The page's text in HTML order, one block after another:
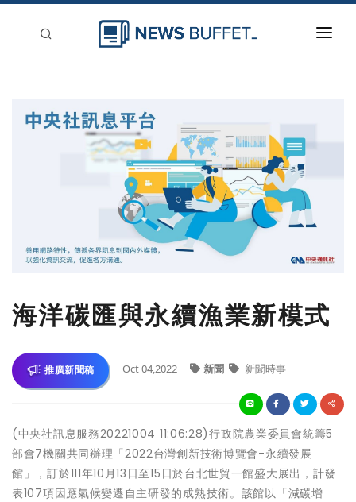
海洋碳匯與永續漁業新模式
推廣新聞稿 Oct 04,2022 新聞 新聞時事
(中央社訊息服務20221004 11:06:28)行政院農業委員會統籌5
部會7機關共同辦理「2022台灣創新技術博覽會-永續發展
館」，訂於111年10月13日至15日於台北世貿一館盛大展出，計發
表107項因應氣候變遷自主研發的成熟技術。該館以「減碳增